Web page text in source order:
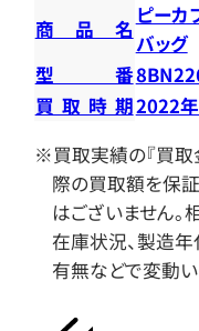
商品名
ピー
バッグ
型番
買取時期2022
※買取実績の『買取
際の買取額を保
はございません。
在庫状況、製造年
有無などで変動い